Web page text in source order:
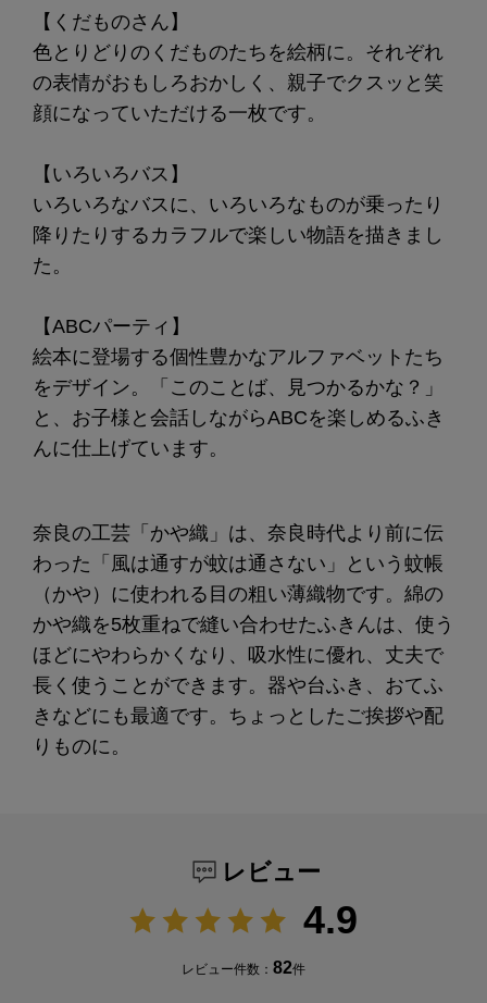
【くだものさん】
色とりどりのくだものたちを絵柄に。それぞれ
の表情がおもしろおかしく、親子でクスッと笑
顔になっていただける一枚です。
【いろいろバス】
いろいろなバスに、いろいろなものが乗ったり
降りたりするカラフルで楽しい物語を描きまし
た。
【ABCパーティ】
絵本に登場する個性豊かなアルファベットたち
をデザイン。「このことば、見つかるかな？」
と、お子様と会話しながらABCを楽しめるふき
んに仕上げています。
奈良の工芸「かや織」は、奈良時代より前に伝
わった「風は通すが蚊は通さない」という蚊帳
（かや）に使われる目の粗い薄織物です。綿の
かや織を5枚重ねで縫い合わせたふきんは、使う
ほどにやわらかくなり、吸水性に優れ、丈夫で
長く使うことができます。器や台ふき、おてふ
きなどにも最適です。ちょっとしたご挨拶や配
りものに。
レビュー
4.9
レビュー件数： 82件